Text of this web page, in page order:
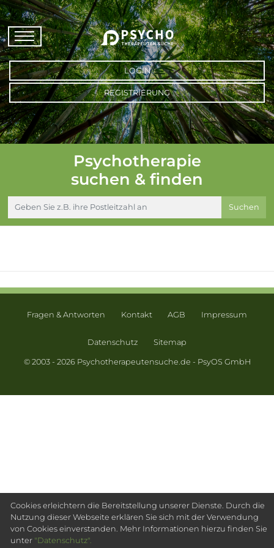
Psychotherapie
suchen & finden
Suchen
LOGIN
REGISTRIERUNG
Fragen & Antworten Kontakt AGB Impressum
Datenschutz Sitemap
© 2003 - 2026 Psychotherapeutensuche.de - PsyOS GmbH
Cookies erleichtern die Bereitstellung unserer Dienste. Durch die
Nutzung dieser Webseite erklären Sie sich mit der Verwendung
von Cookies einverstanden. Mehr Informationen hierzu finden Sie
unter "Datenschutz".